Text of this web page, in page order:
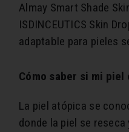
Almay Smart Shade
ISDINCEUTICS Skin
adaptable para pieles
Cómo saber si mi piel
La piel atópica se
donde la piel se